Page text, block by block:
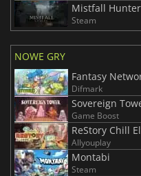
Mistfall Hunter
Steam
NOWE GRY
Fantasy
Difmark
Sovereign
Game Boost
ReStory Chill
Allyouplay
Montabi
Steam